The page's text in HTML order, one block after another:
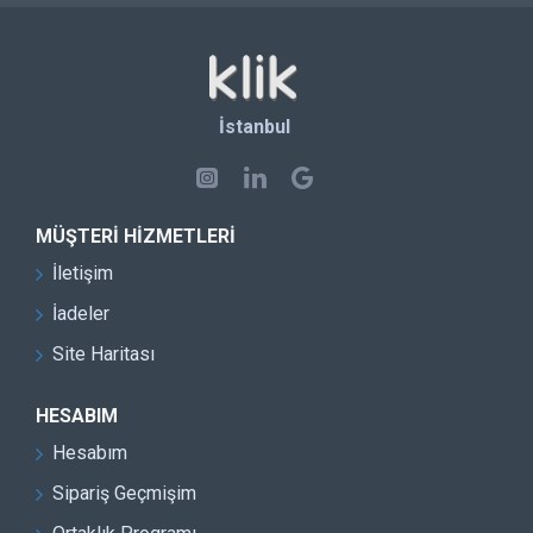
İstanbul
MÜŞTERI HIZMETLERI
İletişim
İadeler
Site Haritası
HESABIM
Hesabım
Sipariş Geçmişim